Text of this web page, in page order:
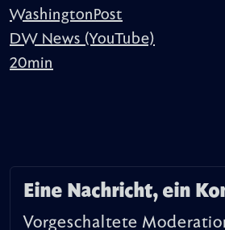
WashingtonPost
DW News (YouTube)
20min
Eine Nachricht, ein
Vorgeschaltete